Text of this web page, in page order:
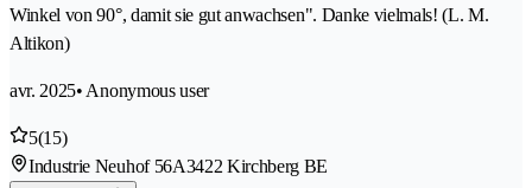
Winkel von 90°, damit sie gut anwachsen". Danke vielmals! (L. M.
Altikon)
avr. 2025• Anonymous user
5(15)
Industrie Neuhof 56A3422 Kirchberg BE